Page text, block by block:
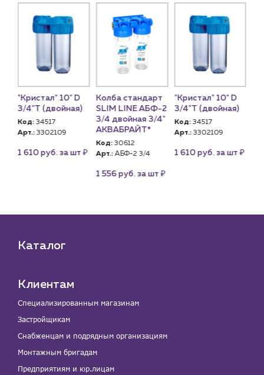
"Кристал" 10" D
3/4"T (двойная)
Код: 34517
Арт.: 3302109
1 610 руб. за шт₽
Колба стандарт
SLIM LINE АБФ-2
3/4 двойная 3/4"
АКВАБРАЙТ*
Код: 30612
Арт.: АБФ-2 3/4
1 556 руб. за шт₽
"Кристал" 10" D
3/4"T (двойная)
Код: 34517
Арт.: 3302109
1 610 руб. за шт₽
Каталог
Клиентам
Специализированным магазинам
Застройщикам
Снабженцам и подрядным организациям
Монтажным бригадам
Предприятиям и юр.лицам